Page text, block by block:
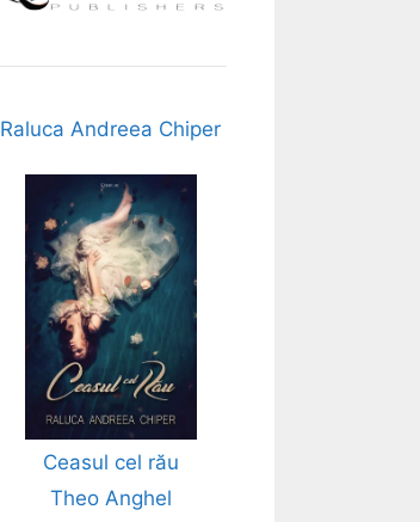
Raluca Andreea Chiper
Ceasul cel rău
Theo Anghel